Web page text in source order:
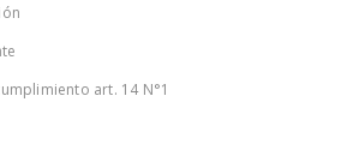
art. 14 N°1